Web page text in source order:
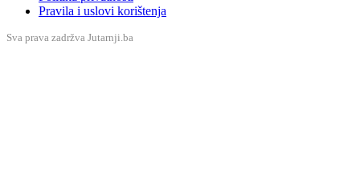
Pravila i uslovi korištenja
Sva prava zadržva Jutarnji.ba